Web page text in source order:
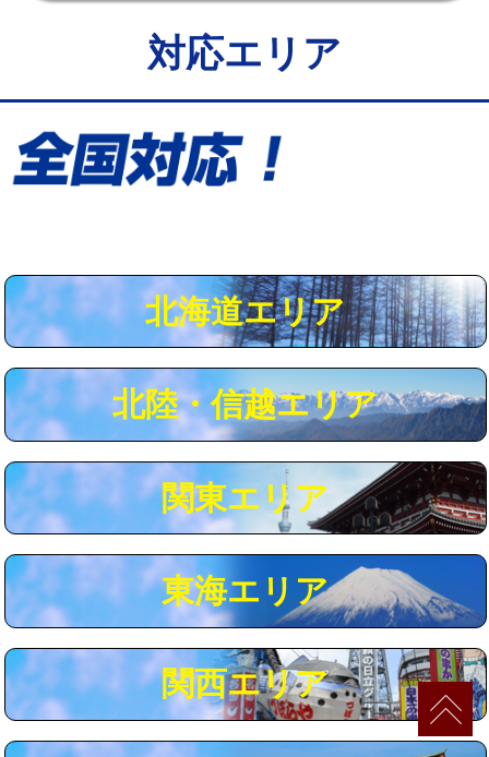
給水管工事※（保温材使用（バンド止
5,500円
給水管工事※（土の掘削・埋め戻し作
業)
用（追加）/3ｍ超え)
給水管工事※（ライニング鋼管・銅
44,000円
給水管工事※（ライニング鋼管・銅
管・ポリ管・HT管使用/3ｍ超え)
+8,800円
マス交換（土の掘削・埋め戻し作業） 11,000円~
マス交換（深さ50㎝未満） 55,000円
マス交換（深さ50㎝以上） 66,000円
コンクリート斫り（厚さ10㎝まで） 27,500円
コンクリート斫り（厚さ10㎝超え） 38,500円
モルタル補修（厚さ10㎝まで） 27,500円
対応エリア
北海道エリア
北陸・信越エリア
関東エリア
東海エリア
関西エリア